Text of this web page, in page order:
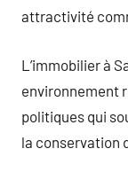
attractivité
L’immobilier à
environnement
politiques qui
la conservation